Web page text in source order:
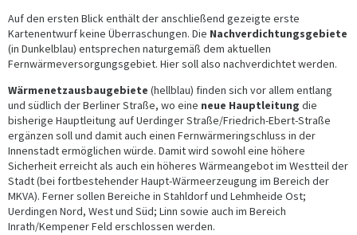
Auf den ersten Blick enthält der anschließend gezeigte erste
Kartenentwurf keine Überraschungen. Die Nachverdichtungsgebiete
(in Dunkelblau) entsprechen naturgemäß dem aktuellen
Fernwärmeversorgungsgebiet. Hier soll also nachverdichtet werden.
Wärmenetzausbaugebiete (hellblau) finden sich vor allem entlang
und südlich der Berliner Straße, wo eine neue Hauptleitung die
bisherige Hauptleitung auf Uerdinger Straße/Friedrich-Ebert-Straße
ergänzen soll und damit auch einen Fernwärmeringschluss in der
Innenstadt ermöglichen würde. Damit wird sowohl eine höhere
Sicherheit erreicht als auch ein höheres Wärmeangebot im Westteil der
Stadt (bei fortbestehender Haupt-Wärmeerzeugung im Bereich der
MKVA). Ferner sollen Bereiche in Stahldorf und Lehmheide Ost;
Uerdingen Nord, West und Süd; Linn sowie auch im Bereich
Inrath/Kempener Feld erschlossen werden.